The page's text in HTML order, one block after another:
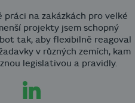
práci na zakázkách pro velké
projekty jsem schopný
tak, aby flexibilně reagoval
v různých zemích, kam
legislativou a pravidly.